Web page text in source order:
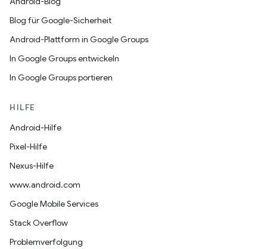
Blog für Google-Sicherheit
Android-Plattform in Google Groups
In Google Groups entwickeln
In Google Groups portieren
HILFE
Android-Hilfe
Pixel-Hilfe
Nexus-Hilfe
www.android.com
Google Mobile Services
Stack Overflow
Problemverfolgung